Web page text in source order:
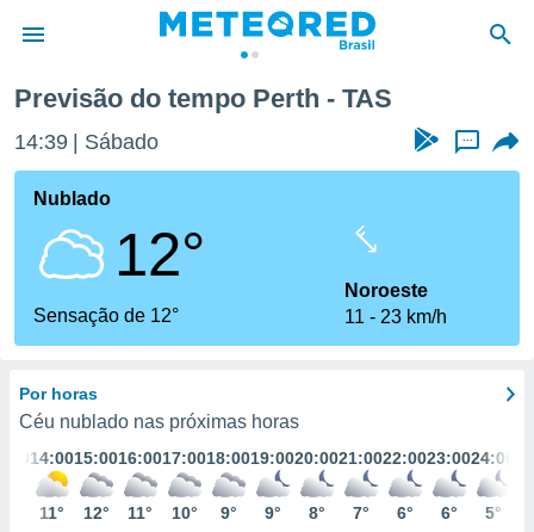
Previsão do tempo Perth - TAS
14:39 Sábado ...
Nublado
12°
Sensação de 12°
Noroeste
11
23 km/h
Por horas
Céu nublado nas próximas horas
14:00
11°
15:00
12°
16:00
11°
17:00
10°
18:00
9°
19:00
9°
20:00
8°
21:00
7°
22:00
6°
23:00
6°
24:00
5°